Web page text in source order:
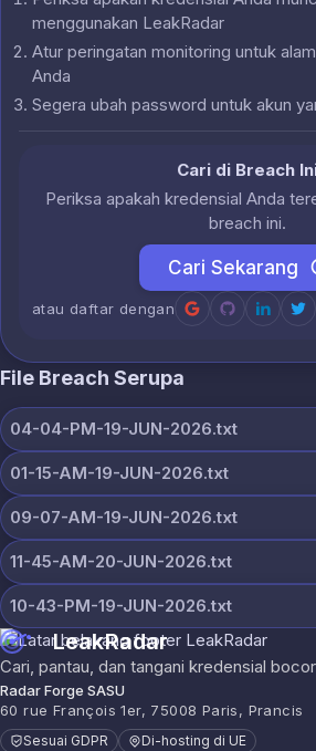
menggunakan LeakRadar
Atur peringatan monitoring untuk
Anda
Segera ubah password untuk akun
Cari di Breach
Periksa apakah kredensial Anda
breach ini.
Cari Sekarang
atau daftar dengan
File Breach Serupa
04-04-PM-19-JUN-2026.txt
01-15-AM-19-JUN-2026.txt
09-07-AM-19-JUN-2026.txt
11-45-AM-20-JUN-2026.txt
10-43-PM-19-JUN-2026.txt
LeakRadar
Cari, pantau, dan tangani kredensial
Radar Forge SASU
60 rue François 1er, 75008 Paris, Prancis
Sesuai GDPR Di-hosting di UE